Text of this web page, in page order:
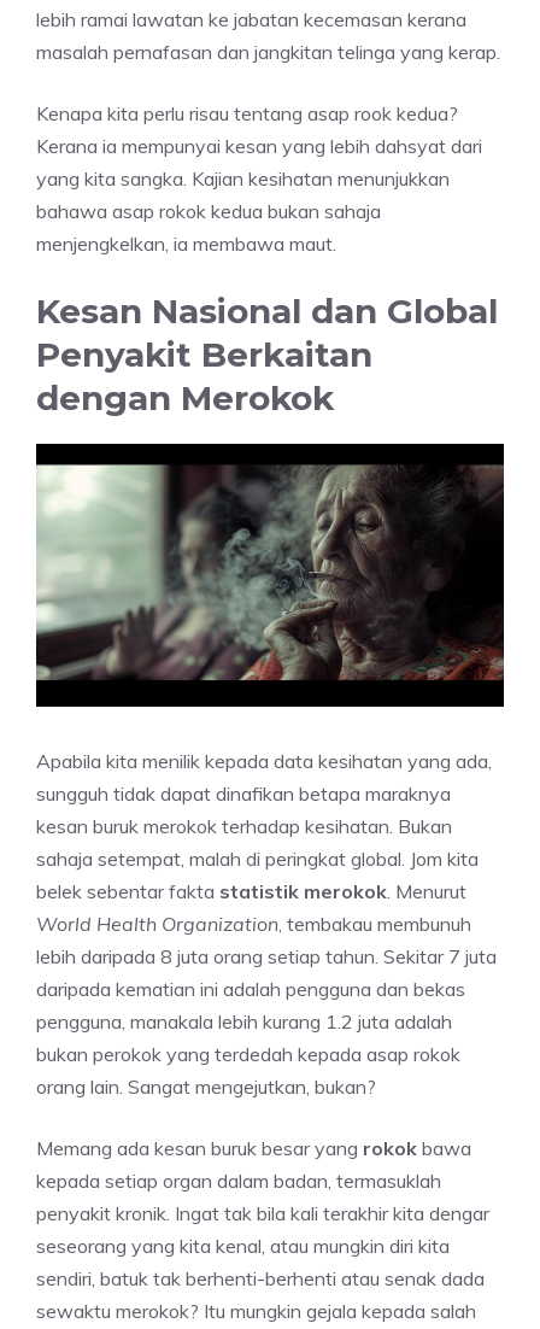
lebih ramai lawatan ke jabatan kecemasan kerana
masalah pernafasan dan jangkitan telinga yang kerap.
Kenapa kita perlu risau tentang asap rook kedua?
Kerana ia mempunyai kesan yang lebih dahsyat dari
yang kita sangka. Kajian kesihatan menunjukkan
bahawa asap rokok kedua bukan sahaja
menjengkelkan, ia membawa maut.
Kesan Nasional dan Global
Penyakit Berkaitan
dengan Merokok
Apabila kita menilik kepada data kesihatan yang ada,
sungguh tidak dapat dinafikan betapa maraknya
kesan buruk merokok terhadap kesihatan. Bukan
sahaja setempat, malah di peringkat global. Jom kita
belek sebentar fakta statistik merokok . Menurut
World Health Organization , tembakau membunuh
lebih daripada 8 juta orang setiap tahun. Sekitar 7 juta
daripada kematian ini adalah pengguna dan bekas
pengguna, manakala lebih kurang 1.2 juta adalah
bukan perokok yang terdedah kepada asap rokok
orang lain. Sangat mengejutkan, bukan?
Memang ada kesan buruk besar yang rokok bawa
kepada setiap organ dalam badan, termasuklah
penyakit kronik. Ingat tak bila kali terakhir kita dengar
seseorang yang kita kenal, atau mungkin diri kita
sendiri, batuk tak berhenti-berhenti atau senak dada
sewaktu merokok? Itu mungkin gejala kepada salah